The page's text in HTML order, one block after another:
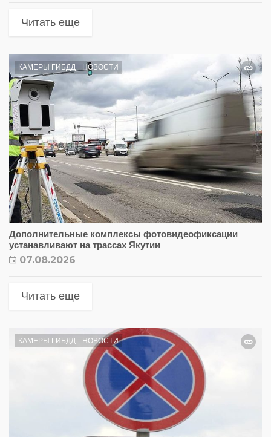
Читать еще
КАМЕРЫ ГИБДД НОВОСТИ
Дополнительные комплексы фотовидеофиксации
устанавливают на трассах Якутии
07.08.2026
Читать еще
КАМЕРЫ ГИБДД НОВОСТИ